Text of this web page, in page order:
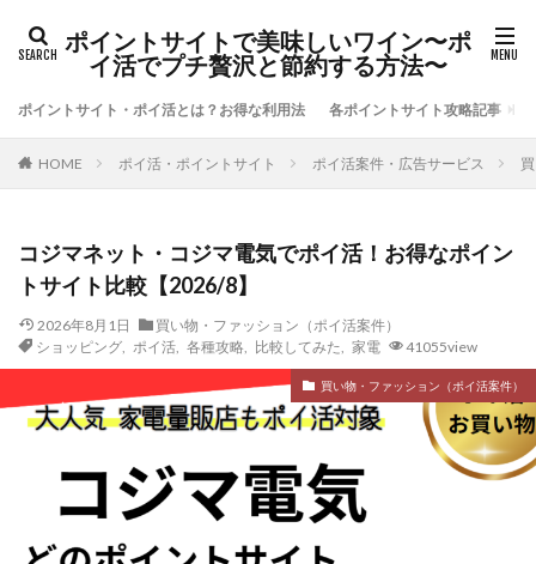
ポイントサイトで美味しいワイン〜ポ
イ活でプチ贅沢と節約する方法〜
ポイントサイト・ポイ活とは？お得な利用法 各ポイントサイト攻略記事
HOME ポイ活・ポイントサイト ポイ活案件・広告サービス
コジマネット・コジマ電気でポイ活！お得なポイン
トサイト比較【2026/8】
2026年8月1日
買い物・ファッション（ポイ活案件）
ショッピング, ポイ活, 各種攻略, 比較してみた 家電 41055view
買い物・ファッション（ポイ活案件）